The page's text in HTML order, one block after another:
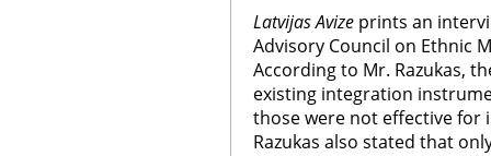
Latvijas Avize prints an
Advisory Council on Ethnic
According to Mr. Razukas,
existing integration
those were not effective for
Razukas also stated that